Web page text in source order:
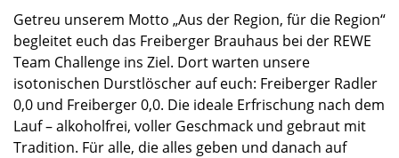
Getreu unserem Motto „Aus der Region, für die Region“
begleitet euch das Freiberger Brauhaus bei der REWE
Team Challenge ins Ziel. Dort warten unsere
isotonischen Durstlöscher auf euch: Freiberger Radler
0,0 und Freiberger 0,0. Die ideale Erfrischung nach dem
Lauf – alkoholfrei, voller Geschmack und gebraut mit
Tradition. Für alle, die alles geben und danach auf